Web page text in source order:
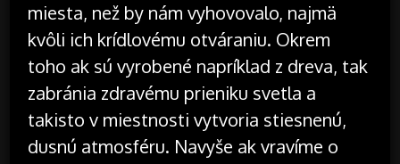
miesta, než by nám vyhovovalo, najmä
kvôli ich krídlovému otváraniu. Okrem
toho ak sú vyrobené napríklad z dreva, tak
zabránia zdravému prieniku svetla a
takisto v miestnosti vytvoria stiesnenú,
dusnú atmosféru. Navyše ak vravíme o